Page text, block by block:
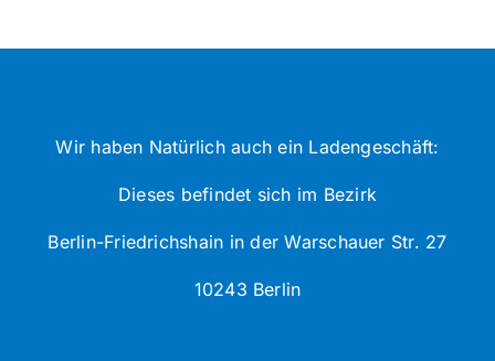
Wir haben Natürlich auch ein Ladengeschäft:
Dieses befindet sich im Bezirk
Berlin-Friedrichshain in der Warschauer Str. 27
10243 Berlin